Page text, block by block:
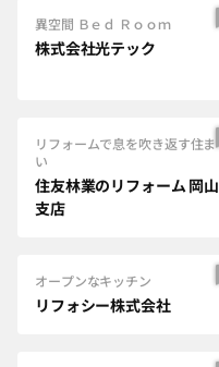
異空間 Ｂｅｄ Ｒｏｏｍ
株式会社光テック
リフォームで息を吹き返す住ま
い
住友林業のリフォーム 岡山
支店
オープンなキッチン
リフォシー株式会社